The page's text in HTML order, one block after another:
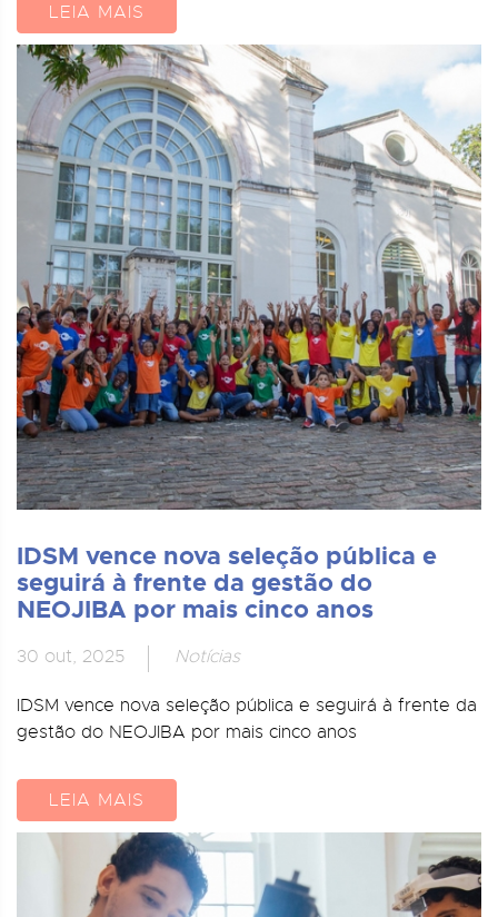
LEIA MAIS
IDSM vence nova seleção pública e
seguirá à frente da gestão do
NEOJIBA por mais cinco anos
30 out, 2025 Notícias
IDSM vence nova seleção pública e seguirá à frente da
gestão do NEOJIBA por mais cinco anos
LEIA MAIS